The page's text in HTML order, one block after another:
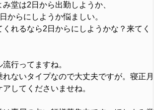
堂は2日から出勤しようか、
からにしようか悩ましい。
れるなら2日からにしようかな？来てく
行ってますね。
ないタイプなので大丈夫ですが。寝正月
してくださいませね。